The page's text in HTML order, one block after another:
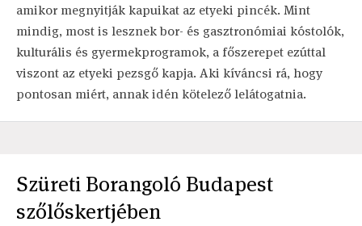
amikor megnyitják kapuikat az etyeki pincék. Mint
mindig, most is lesznek bor- és gasztronómiai kóstolók,
kulturális és gyermekprogramok, a főszerepet ezúttal
viszont az etyeki pezsgő kapja. Aki kíváncsi rá, hogy
pontosan miért, annak idén kötelező lelátogatnia.
Szüreti Borangoló Budapest
szőlőskertjében